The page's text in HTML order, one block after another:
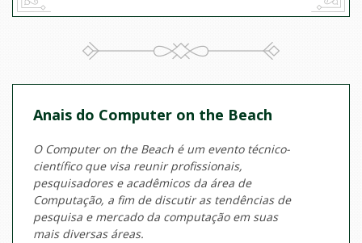
Anais do Computer on the Beach
O Computer on the Beach é um evento técnico-
científico que visa reunir profissionais,
pesquisadores e acadêmicos da área de
Computação, a fim de discutir as tendências de
pesquisa e mercado da computação em suas
mais diversas áreas.